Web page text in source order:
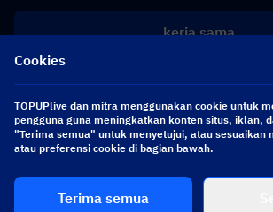
kerja sama
[email protected]
Ikuti kami
Copyright 2026 SEA WHALE TECHNOLOGY
Cookies
TOPUPlive dan mitra menggunakan cookie untuk
pengguna guna meningkatkan konten situs, iklan,
"Terima semua" untuk menyetujui, atau sesuaikan
atau preferensi cookie di bagian bawah.
Terima semua